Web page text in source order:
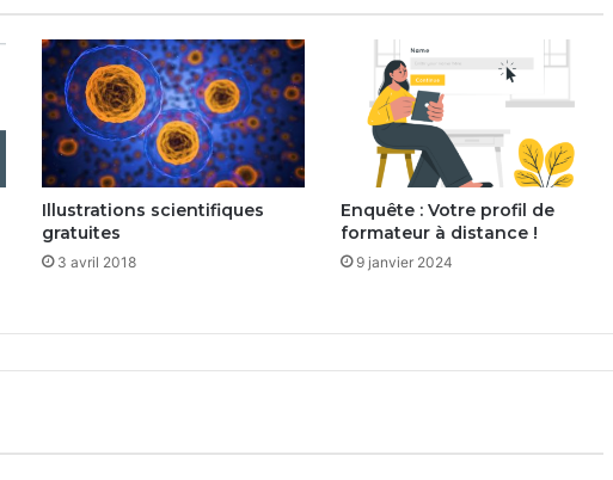
Illustrations scientifiques
gratuites
3 avril 2018
Enquête : Votre profil de
formateur à distance !
9 janvier 2024